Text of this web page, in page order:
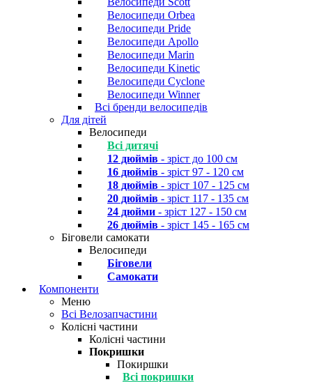
Велосипеди Orbea
Велосипеди Pride
Велосипеди Apollo
Велосипеди Marin
Велосипеди Kinetic
Велосипеди Cyclone
Велосипеди Winner
Всі бренди велосипедів
Для дітей
Велосипеди
Всі дитячі
12 дюймів - зріст до 100 см
16 дюймів - зріст 97 - 120 см
18 дюймів - зріст 107 - 125 см
20 дюймів - зріст 117 - 135 см
24 дюйми - зріст 127 - 150 см
26 дюймів - зріст 145 - 165 см
Біговели самокати
Велосипеди
Біговели
Самокати
Компоненти
Меню
Всі Велозапчастини
Колісні частини
Колісні частини
Покришки
Покиршки
Всі покришки